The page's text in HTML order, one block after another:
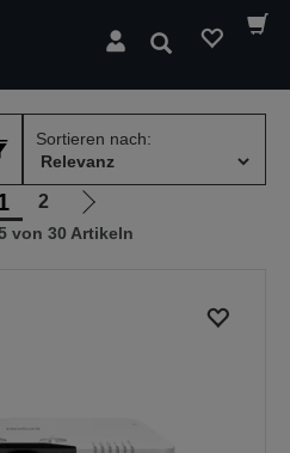
Suchen
Sortieren nach:
2
Zur
nächsten
von 30 Artikeln